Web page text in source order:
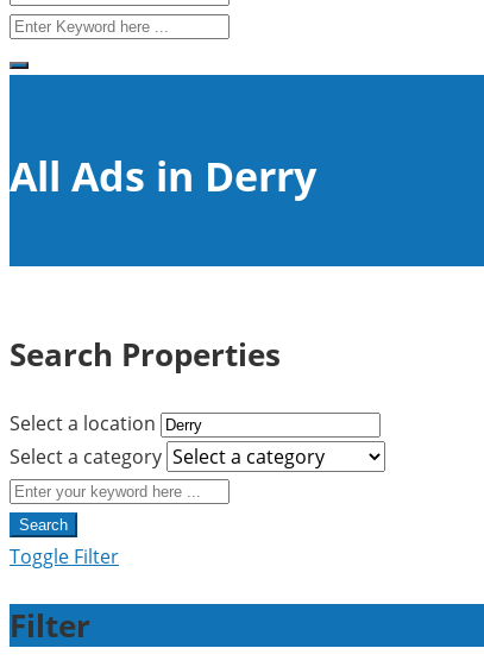
All Ads in Derry
Search Properties
Select a location
Select a category
Search
Toggle Filter
Filter